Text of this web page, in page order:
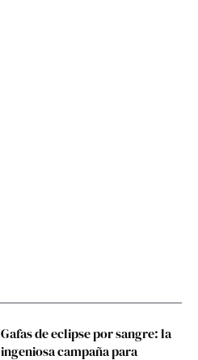
Gafas de eclipse por sangre: la
ingeniosa campaña para